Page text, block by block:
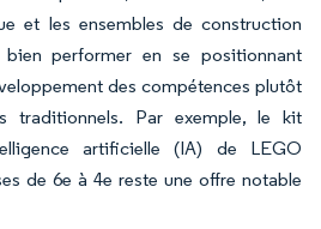
et les ensembles de construction
performer en se positionnant
des compétences plutôt
traditionnels. Par exemple, le kit
artificielle (IA) de LEGO
de 6e à 4e reste une offre notable